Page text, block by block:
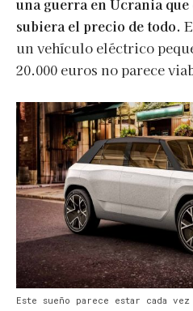
una guerra en Ucrania
subiera el precio de todo.
un vehículo eléctrico
20.000 euros no parece
Este sueño parece estar cada